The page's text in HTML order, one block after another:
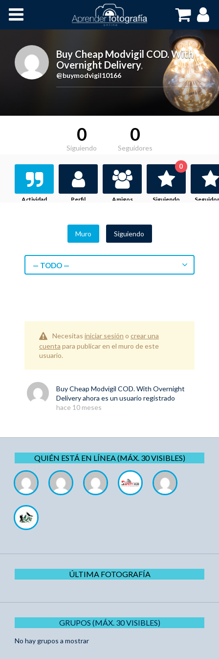
Cursos OnLine
Buy Cheap Modvigil COD. With
Overnight Delivery,
@buymodvigil10166
0
Siguiendo
0
Seguidores
Actividad Perfil Amigos Siguiendo
0
Muro Siguiendo
— TODO —
Necesitas iniciar sesión o crear una
cuenta para publicar en el muro de este
usuario.
Buy Cheap Modvigil COD. With Overnight
Deliveryahora es un usuario registrado
hace 10 meses
QUIÉN ESTÁ EN LÍNEA (MÁX. 30 VISIBLES)
ÚLTIMA FOTOGRAFÍA
GRUPOS (MÁX. 30 VISIBLES)
No hay grupos a mostrar